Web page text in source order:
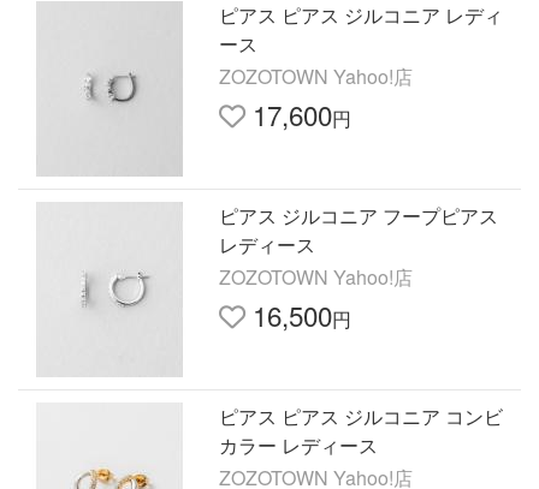
ピアス ピアス ジルコニア レディ
ース
ZOZOTOWN Yahoo!店
17,600円
ピアス ジルコニア フープピアス
レディース
ZOZOTOWN Yahoo!店
16,500円
ピアス ピアス ジルコニア コンビ
カラー レディース
ZOZOTOWN Yahoo!店